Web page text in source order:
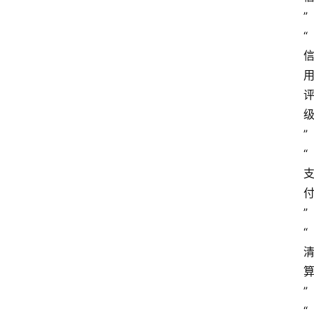
”
“
信
用
评
级
”
“
支
付
”
“
清
算
”
“